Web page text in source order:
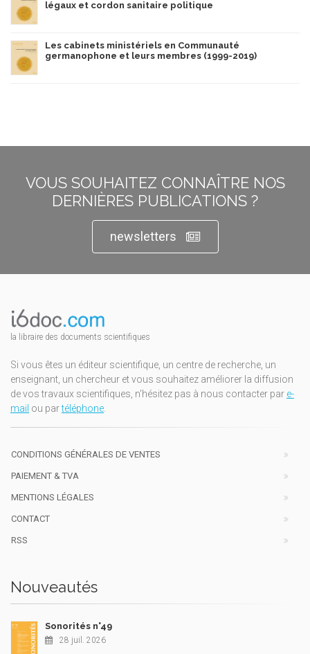
légaux et cordon sanitaire politique
Les cabinets ministériels en Communauté
germanophone et leurs membres (1999-2019)
VOUS SOUHAITEZ CONNAÎTRE NOS
DERNIÈRES PUBLICATIONS ?
newsletters
la libraire des documents scientifiques
Si vous êtes un éditeur scientifique, un centre de recherche, un
enseignant, un chercheur et vous souhaitez améliorer la diffusion
de vos travaux scientifiques, n'hésitez pas à nous contacter par e-
mail ou partéléphone
CONDITIONS GÉNÉRALES DE VENTES
PAIEMENT & TVA
MENTIONS LÉGALES
CONTACT
RSS
Nouveautés
Sonorités n°49
28 juil. 2026